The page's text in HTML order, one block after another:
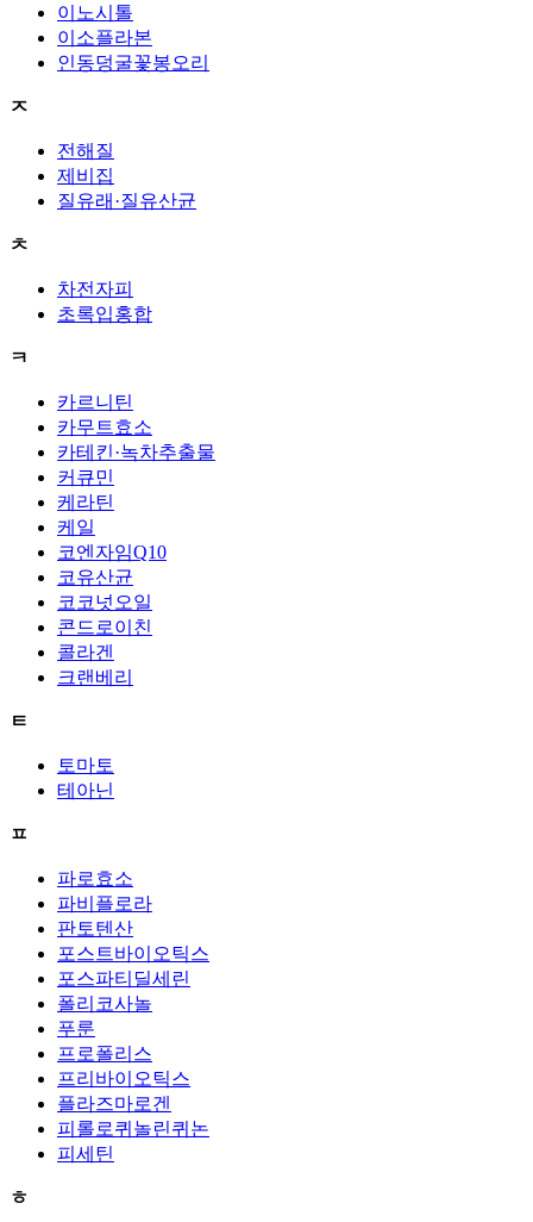
이노시톨
이소플라본
인동덩굴꽃봉오리
ㅈ
전해질
제비집
질유래·질유산균
ㅊ
차전자피
초록입홍합
ㅋ
카르니틴
카무트효소
카테킨·녹차추출물
커큐민
케라틴
케일
코엔자임Q10
코유산균
코코넛오일
콘드로이친
콜라겐
크랜베리
ㅌ
토마토
테아닌
ㅍ
파로효소
파비플로라
판토텐산
포스트바이오틱스
포스파티딜세린
폴리코사놀
푸룬
프로폴리스
프리바이오틱스
플라즈마로겐
피롤로퀴놀린퀴논
피세틴
ㅎ